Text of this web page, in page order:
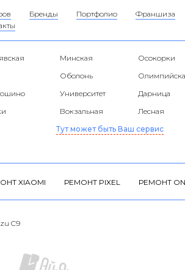
Бренды Портфолио Франшиза
Минская
Осокорки
Оболонь
Университет
Дарница
Вокзальная
Лесная
Тут может быть Ваш сервис
XIAOMI РЕМОНТ PIXEL РЕМОНТ
C9